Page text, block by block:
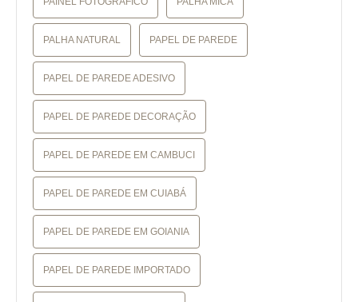
PALHA NATURAL PAPEL DE PAREDE
PAPEL DE PAREDE ADESIVO
PAPEL DE PAREDE DECORAÇÃO
PAPEL DE PAREDE EM CAMBUCI
PAPEL DE PAREDE EM CUIABÁ
PAPEL DE PAREDE EM GOIANIA
PAPEL DE PAREDE IMPORTADO